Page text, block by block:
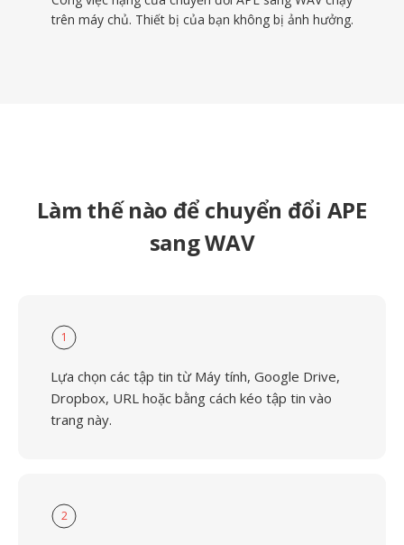
trên máy chủ. Thiết bị của bạn không bị ảnh hưởng.
Làm thế nào để chuyển đổi APE
sang WAV
1
Lựa chọn các tập tin từ Máy tính, Google Drive,
Dropbox, URL hoặc bằng cách kéo tập tin vào
trang này.
2